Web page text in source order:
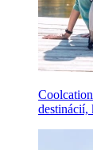
destinácií,